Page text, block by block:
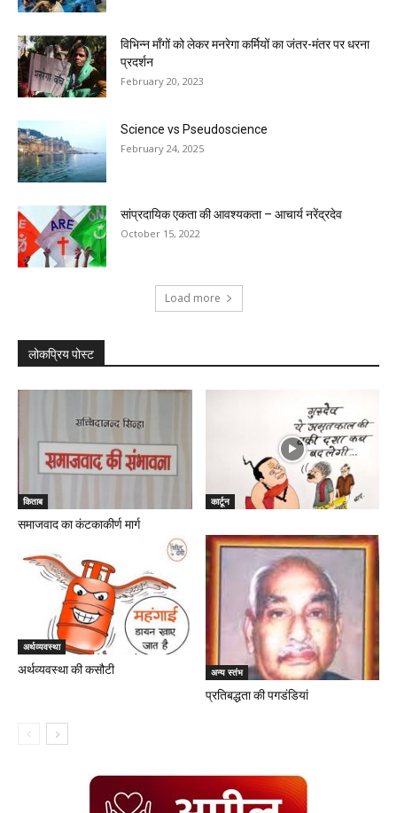
विभिन्न माँगों को लेकर मनरेगा कर्मियों का जंतर-मंतर पर धरना
प्रदर्शन
February 20, 2023
Science vs Pseudoscience
February 24, 2025
सांप्रदायिक एकता की आवश्यकता – आचार्य नरेंद्रदेव
October 15, 2022
Load more
लोकप्रिय पोस्ट
किताब
समाजवाद का कंटकाकीर्ण मार्ग
कार्टून
अर्थव्यवस्था
अर्थव्यवस्था की कसौटी अन्य स्तंभ
प्रतिबद्धता की पगडंडियां